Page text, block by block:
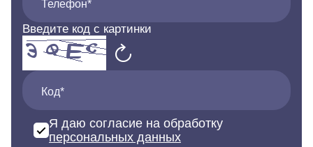
Телефон*
Введите код с картинки
Код*
Я даю согласие на обработку
персональных данных